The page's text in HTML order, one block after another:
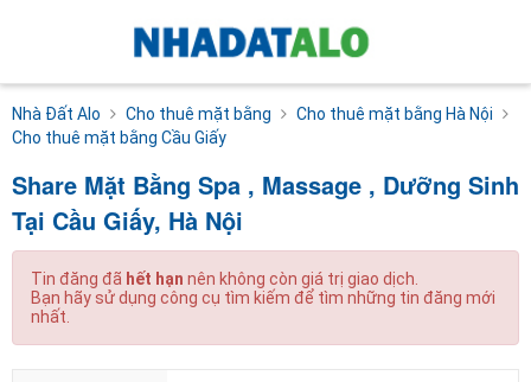
Nhà Đất Alo Cho thuê mặt bằng
Cho thuê mặt bằng Hà Nội
Cho thuê mặt bằng Cầu Giấy
Share Mặt Bằng Spa , Massage , Dưỡng Sinh
Tại Cầu Giấy, Hà Nội
Tin đăng đã hết hạn nên không còn giá trị giao dịch.
Bạn hãy sử dụng công cụ tìm kiếm để tìm những tin đăng mới
nhất.